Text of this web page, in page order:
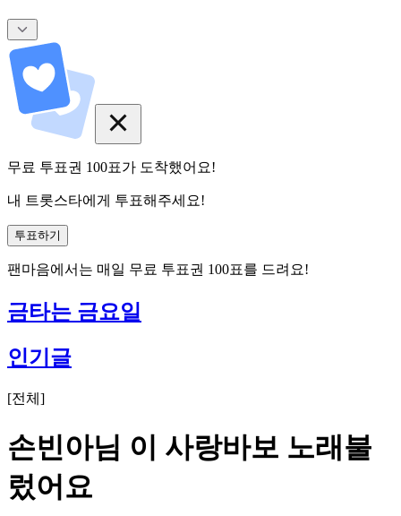
무료 투표권 100표가 도착했어요!
내 트롯스타에게 투표해주세요!
투표하기
팬마음에서는 매일 무료 투표권 100표를 드려요!
금타는 금요일
인기글
[전체 ]
손빈아님 이 사랑바보 노래불
렀어요